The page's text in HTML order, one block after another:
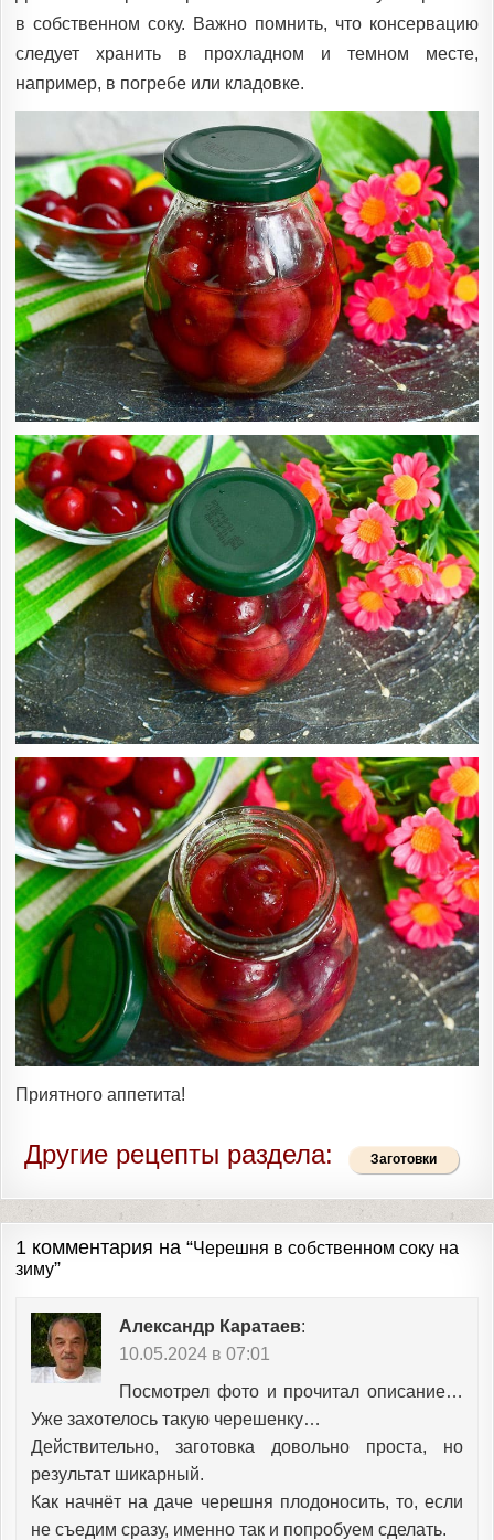
в собственном соку. Важно помнить, что консервацию
следует хранить в прохладном и темном месте,
например, в погребе или кладовке.
Приятного аппетита!
Другие рецепты раздела: Заготовки
1 комментария на “Черешня в собственном соку на
зиму”
Александр Каратаев:
10.05.2024 в 07:01
Посмотрел фото и прочитал описание…
Уже захотелось такую черешенку…
Действительно, заготовка довольно проста, но
результат шикарный.
Как начнёт на даче черешня плодоносить, то, если
не съедим сразу, именно так и попробуем сделать.